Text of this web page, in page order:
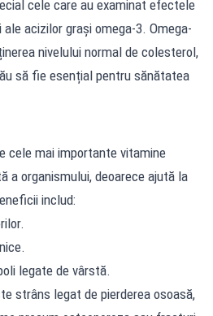
cele care au examinat efectele
acizilor grași omega-3. Omega-
nivelului normal de colesterol,
să fie esențial pentru sănătatea
cele mai importante vitamine
a organismului, deoarece ajută la
includ:
legate de vârstă.
strâns legat de pierderea osoasă,